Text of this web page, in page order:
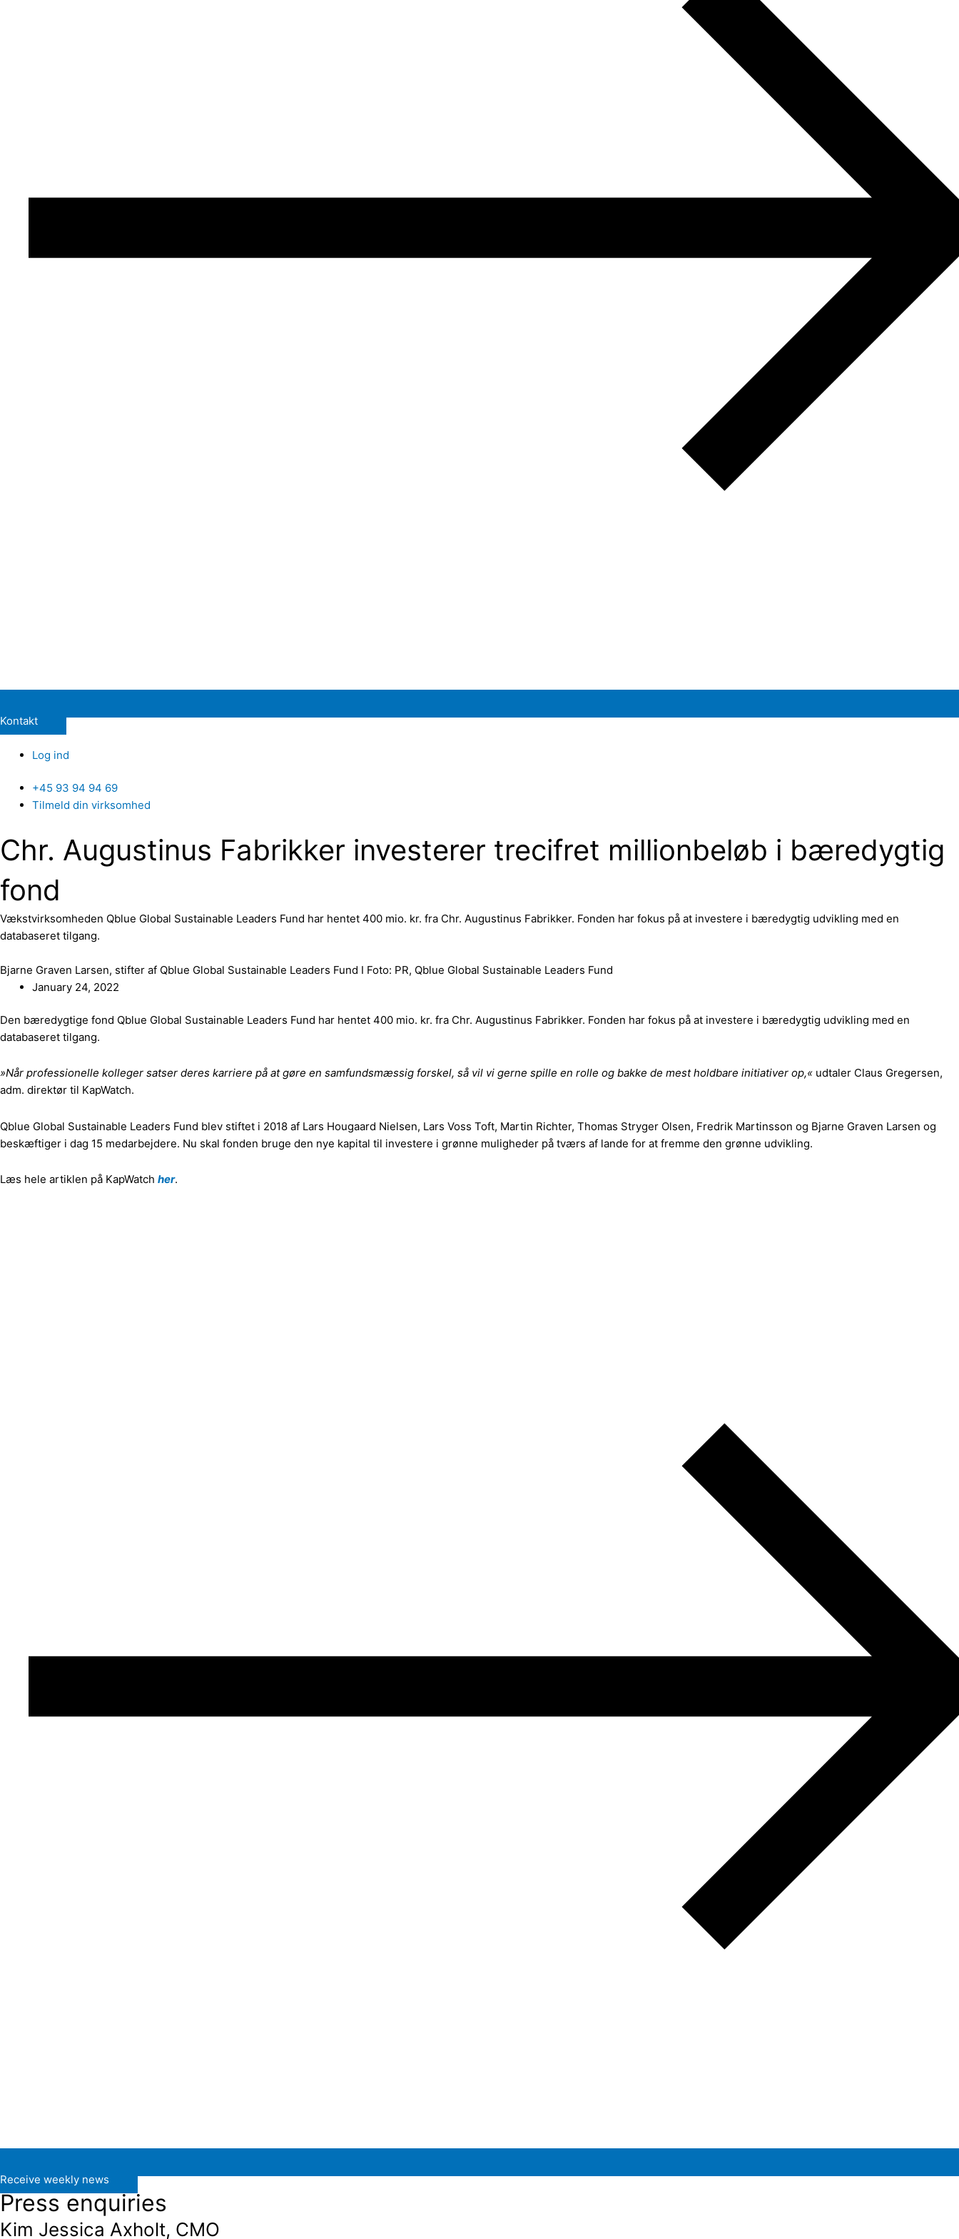
Kontakt
Log ind
+45 93 94 94 69
Tilmeld din virksomhed
Chr. Augustinus Fabrikker investerer trecifret millionbeløb i bæredygtig
fond
Vækstvirksomheden Qblue Global Sustainable Leaders Fund har hentet 400 mio. kr. fra Chr. Augustinus Fabrikker. Fonden har fokus på at investere i bæredygtig udvikling med en
databaseret tilgang.
Bjarne Graven Larsen, stifter af Qblue Global Sustainable Leaders Fund I Foto: PR, Qblue Global Sustainable Leaders Fund
January 24, 2022
Den bæredygtige fond Qblue Global Sustainable Leaders Fund har hentet 400 mio. kr. fra Chr. Augustinus Fabrikker. Fonden har fokus på at investere i bæredygtig udvikling med en
databaseret tilgang.
»Når professionelle kolleger satser deres karriere på at gøre en samfundsmæssig forskel, så vil vi gerne spille en rolle og bakke de mest holdbare initiativer op,« udtaler Claus Gregersen,
adm. direktør til KapWatch.
Qblue Global Sustainable Leaders Fund blev stiftet i 2018 af Lars Hougaard Nielsen, Lars Voss Toft, Martin Richter, Thomas Stryger Olsen, Fredrik Martinsson og Bjarne Graven Larsen og
beskæftiger i dag 15 medarbejdere. Nu skal fonden bruge den nye kapital til investere i grønne muligheder på tværs af lande for at fremme den grønne udvikling.
Læs hele artiklen på KapWatch her.
Receive weekly news
Press enquiries
Kim Jessica Axholt, CMO